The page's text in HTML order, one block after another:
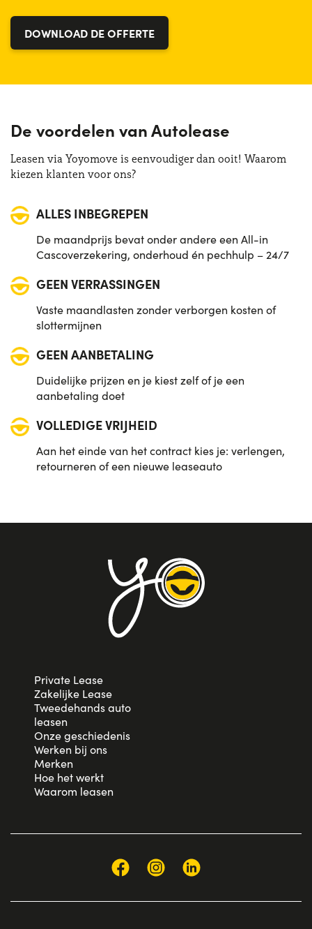
DOWNLOAD DE OFFERTE
De voordelen van Autolease
Leasen via Yoyomove is eenvoudiger dan ooit! Waarom
kiezen klanten voor ons?
ALLES INBEGREPEN
De maandprijs bevat onder andere een All-in
Cascoverzekering, onderhoud én pechhulp – 24/7
GEEN VERRASSINGEN
Vaste maandlasten zonder verborgen kosten of
slottermijnen
GEEN AANBETALING
Duidelijke prijzen en je kiest zelf of je een
aanbetaling doet
VOLLEDIGE VRIJHEID
Aan het einde van het contract kies je: verlengen,
retourneren of een nieuwe leaseauto
Private Lease
Zakelijke Lease
Tweedehands auto
leasen
Onze geschiedenis
Werken bij ons
Merken
Hoe het werkt
Waarom leasen